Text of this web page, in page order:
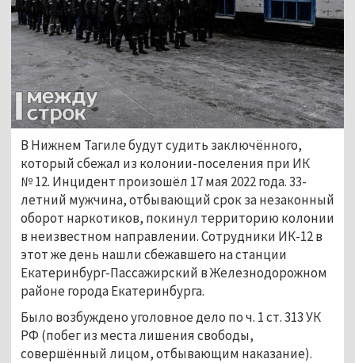
В Нижнем Тагиле будут судить заключённого,
который сбежал из колонии-поселения при ИК
№ 12. Инцидент произошёл 17 мая 2022 года. 33-
летний мужчина, отбывающий срок за незаконный
оборот наркотиков, покинул территорию колонии
в неизвестном направлении. Сотрудники ИК-12 в
этот же день нашли сбежавшего на станции
Екатеринбург-Пассажирский в Железнодорожном
районе города Екатеринбурга.
Было возбуждено уголовное дело по ч. 1 ст. 313 УК
РФ (побег из места лишения свободы,
совершённый лицом, отбывающим наказание).